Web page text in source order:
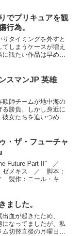
でプリキュアを観
行為。
タイミングを外すと
しまうケースが増え
観たい作品は早めに
すが……世間は春休
パイス会員...
スマンJP 英雄
欺師チームが地中海の
勝負。しかし身近に
女たちを追いつめる
・ザ・フューチャ
Future Part II” ／
ゼメキス ／ 脚本：
製作：ニール・キャ
、フランク・...
ました。
血が起きたため、
になってましたが、私
ム切替直後の月曜日は